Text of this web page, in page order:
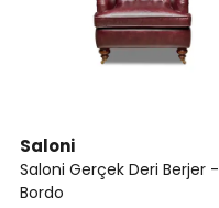
Saloni
Saloni Gerçek Deri Berjer -
Bordo